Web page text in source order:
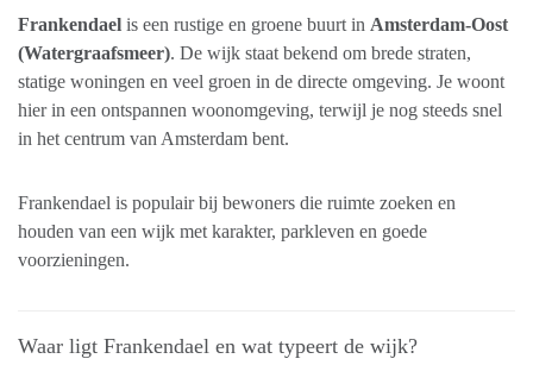
Frankendael is een rustige en groene buurt in Amsterdam-Oost
(Watergraafsmeer). De wijk staat bekend om brede straten,
statige woningen en veel groen in de directe omgeving. Je woont
hier in een ontspannen woonomgeving, terwijl je nog steeds snel
in het centrum van Amsterdam bent.
Frankendael is populair bij bewoners die ruimte zoeken en
houden van een wijk met karakter, parkleven en goede
voorzieningen.
Waar ligt Frankendael en wat typeert de wijk?